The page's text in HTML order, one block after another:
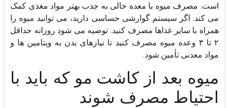
است. مصرف میوه با معده خالی به جذب بهتر مواد مغذی کمک
می کند. اگر سیستم گوارشی حساسی دارید، می توانید میوه را
همراه با سایر غذاها مصرف کنید. توصیه می شود روزانه حداقل
۲ تا ۳ وعده میوه مصرف کنید تا نیازهای بدن به ویتامین ها و
مواد معدنی تأمین شود.
میوه بعد از کاشت مو که باید با
احتیاط مصرف شوند